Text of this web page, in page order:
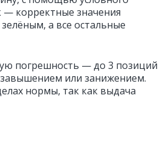
корректные значения
а все остальные
погрешность — до 3 позиций
завышением или занижением.
нормы, так как выдача